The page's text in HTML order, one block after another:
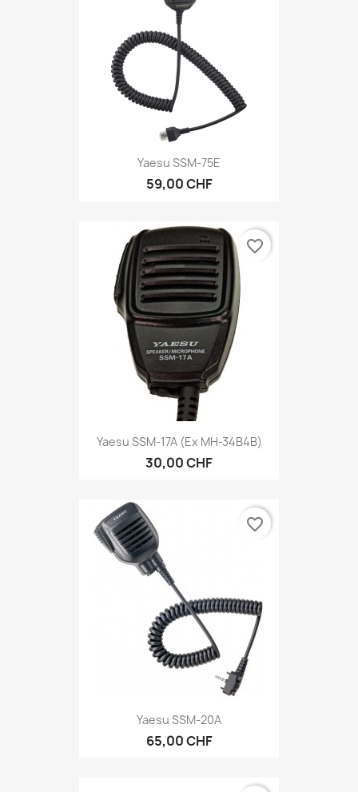
Yaesu SSM-75E
59,00 CHF
Yaesu SSM-17A (ex MH-34B4B)
30,00 CHF
favorite_border
Yaesu SSM-20A
65,00 CHF
favorite_border